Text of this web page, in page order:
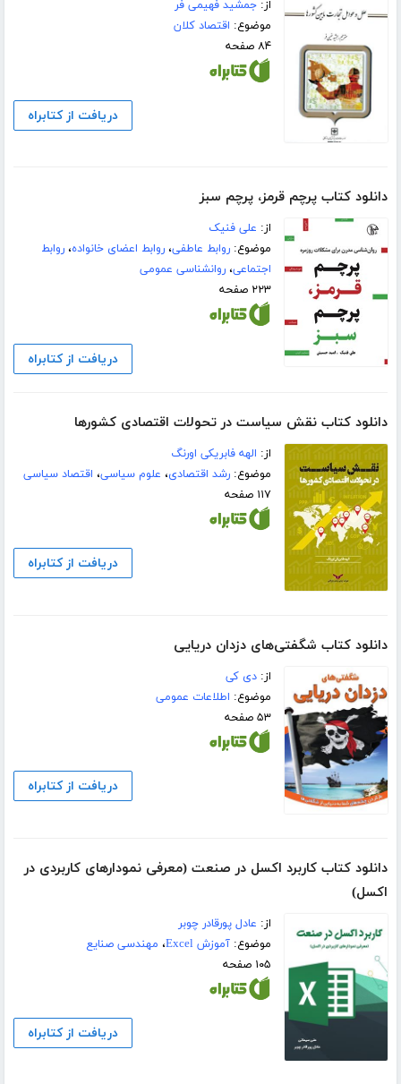
از:جمشید فهیمی فر
موضوع: اقتصاد کلان
۸۴ صفحه
دریافت از کتابراه
دانلود کتاب پرچم قرمز، پرچم سبز
از: علی فنیک
موضوع:روابط عاطفی،روابط اعضای خانواده،روابط
اجتماعی،روانشناسی عمومی
۲۲۳ صفحه
دریافت از کتابراه
دانلود کتاب نقش سیاست در تحولات اقتصادی کشورها
از: الهه فابریکی اورنگ
موضوع:رشد اقتصادی، علوم سیاسی، اقتصاد سیاسی
۱۱۷ صفحه
دریافت از کتابراه
دانلود کتاب شگفتی‌های دزدان دریایی
از:دی کی
موضوع: اطلاعات عمومی
۵۳ صفحه
دریافت از کتابراه
دانلود کتاب کاربرد اکسل در صنعت (معرفی نمودارهای کاربردی در
اکسل)
از: عادل پورقادر چوبر
موضوع:آموزش Excel ، مهندسی صنایع
۱۰۵ صفحه
دریافت از کتابراه